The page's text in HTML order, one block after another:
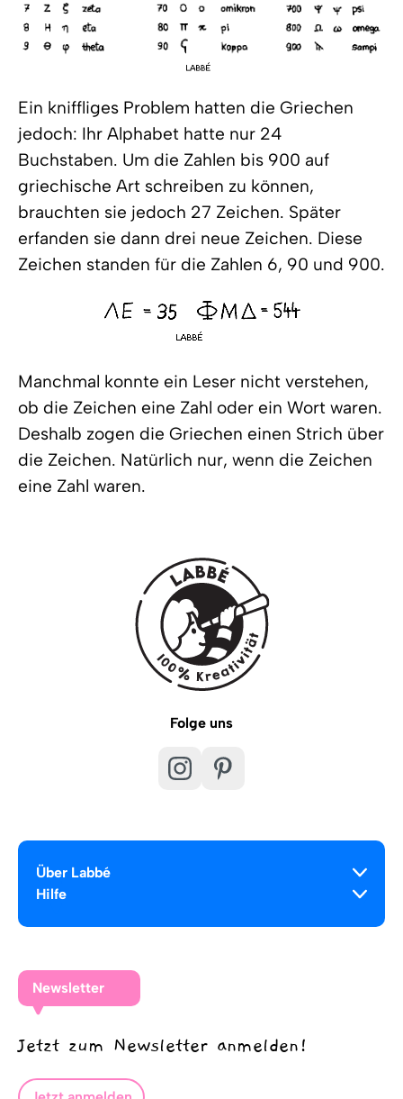
Ein kniffliges Problem hatten die Griechen
jedoch: Ihr Alphabet hatte nur 24
Buchstaben. Um die Zahlen bis 900 auf
griechische Art schreiben zu können,
brauchten sie jedoch 27 Zeichen. Später
erfanden sie dann drei neue Zeichen. Diese
Zeichen standen für die Zahlen 6, 90 und 900.
Manchmal konnte ein Leser nicht verstehen,
ob die Zeichen eine Zahl oder ein Wort waren.
Deshalb zogen die Griechen einen Strich über
die Zeichen. Natürlich nur, wenn die Zeichen
eine Zahl waren.
Folge uns
Über Labbé
Hilfe
Newsletter
Jetzt zum Newsletter anmelden!